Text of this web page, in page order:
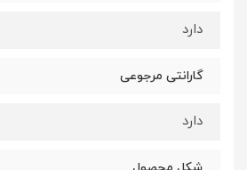
دارد
گارانتی مرجوعی
دارد